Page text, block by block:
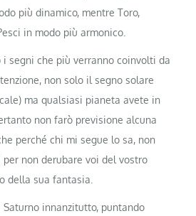
più dinamico, mentre Toro,
in modo più armonico.
segni che più verranno coinvolti da
non solo il segno solare
ma qualsiasi pianeta avete in
non farò previsione alcuna
perché chi mi segue lo sa, non
non derubare voi del vostro
della sua fantasia.
innanzitutto, puntando